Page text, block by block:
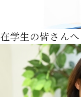
在学生の皆さんへ